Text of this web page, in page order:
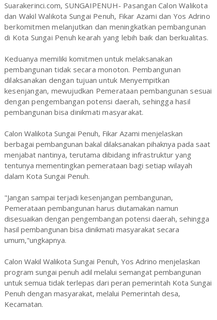
Suarakerinci.com, SUNGAIPENUH- Pasangan Calon Walikota
dan Wakil Walikota Sungai Penuh, Fikar Azami dan Yos Adrino
berkomitmen melanjutkan dan meningkatkan pembangunan
di Kota Sungai Penuh kearah yang lebih baik dan berkualitas.
Keduanya memiliki komitmen untuk melaksanakan
pembangunan tidak secara monoton. Pembangunan
dilaksanakan dengan tujuan untuk Menyempitkan
kesenjangan, mewujudkan Pemerataan pembangunan sesuai
dengan pengembangan potensi daerah, sehingga hasil
pembangunan bisa dinikmati masyarakat.
Calon Walikota Sungai Penuh, Fikar Azami menjelaskan
berbagai pembangunan bakal dilaksanakan pihaknya pada saat
menjabat nantinya, terutama dibidang infrastruktur yang
tentunya mementingkan pemerataan bagi setiap wilayah
dalam Kota Sungai Penuh.
"Jangan sampai terjadi kesenjangan pembangunan,
Pemerataan pembangunan harus diutamakan namun
disesuaikan dengan pengembangan potensi daerah, sehingga
hasil pembangunan bisa dinikmati masyarakat secara
umum,"ungkapnya.
Calon Wakil Walikota Sungai Penuh, Yos Adrino menjelaskan
program sungai penuh adil melalui semangat pembangunan
untuk semua tidak terlepas dari peran pemerintah Kota Sungai
Penuh dengan masyarakat, melalui Pemerintah desa,
Kecamatan.